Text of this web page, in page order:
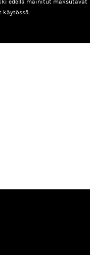
edellä mainitut maksutavat
käytössä.